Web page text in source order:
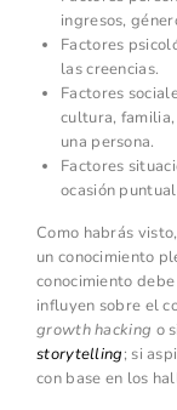
ingresos,
Factores
las creencias.
Factores
cultura,
una persona.
Factores
ocasión
Como habrás
un conocimiento
conocimiento
influyen sobre el
growth hacking o
storytelling; si
con base en los